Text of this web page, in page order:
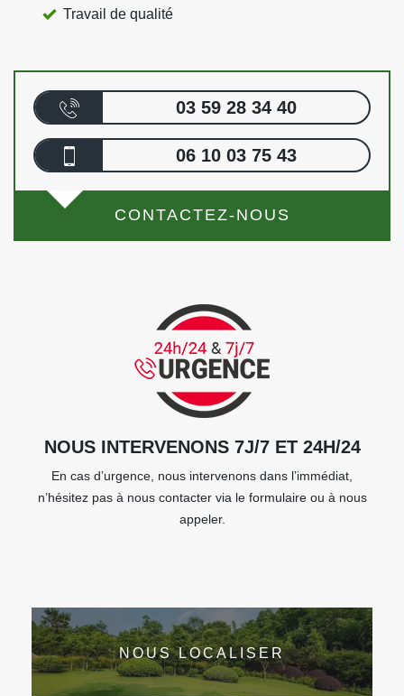
Travail de qualité
03 59 28 34 40
06 10 03 75 43
CONTACTEZ-NOUS
NOUS INTERVENONS 7J/7 ET 24H/24
En cas d’urgence, nous intervenons dans l’immédiat,
n’hésitez pas à nous contacter via le formulaire ou à nous
appeler.
NOUS LOCALISER